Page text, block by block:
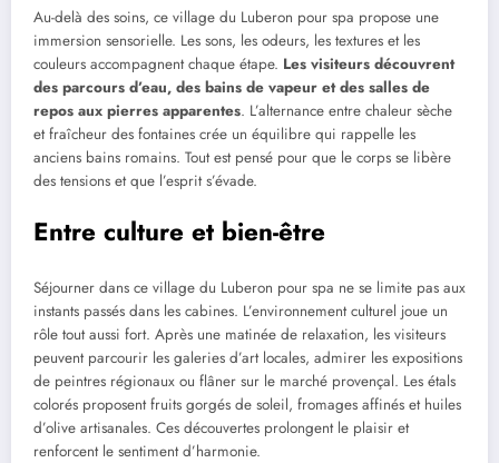
Au-delà des soins, ce village du Luberon pour spa propose une
immersion sensorielle. Les sons, les odeurs, les textures et les
couleurs accompagnent chaque étape. Les visiteurs découvrent
des parcours d’eau, des bains de vapeur et des salles de
repos aux pierres apparentes. L’alternance entre chaleur sèche
et fraîcheur des fontaines crée un équilibre qui rappelle les
anciens bains romains. Tout est pensé pour que le corps se libère
des tensions et que l’esprit s’évade.
Entre culture et bien-être
Séjourner dans ce village du Luberon pour spa ne se limite pas aux
instants passés dans les cabines. L’environnement culturel joue un
rôle tout aussi fort. Après une matinée de relaxation, les visiteurs
peuvent parcourir les galeries d’art locales, admirer les expositions
de peintres régionaux ou flâner sur le marché provençal. Les étals
colorés proposent fruits gorgés de soleil, fromages affinés et huiles
d’olive artisanales. Ces découvertes prolongent le plaisir et
renforcent le sentiment d’harmonie.